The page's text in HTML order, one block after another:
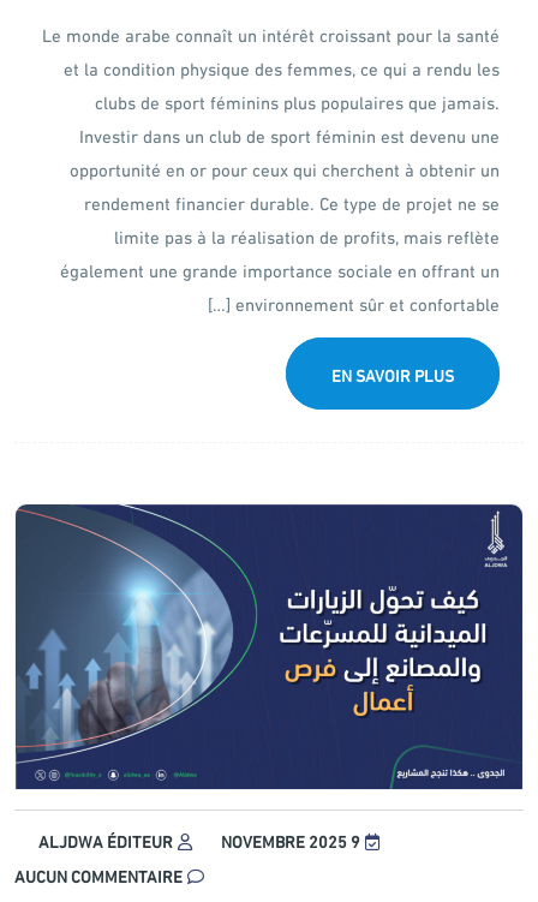
Le monde arabe connaît un intérêt croissant pour la santé
et la condition physique des femmes, ce qui a rendu les
clubs de sport féminins plus populaires que jamais.
Investir dans un club de sport féminin est devenu une
opportunité en or pour ceux qui cherchent à obtenir un
rendement financier durable. Ce type de projet ne se
limite pas à la réalisation de profits, mais reflète
également une grande importance sociale en offrant un
environnement sûr et confortable […]
EN SAVOIR PLUS
9 NOVEMBRE 2025
ALJDWA ÉDITEUR
AUCUN COMMENTAIRE